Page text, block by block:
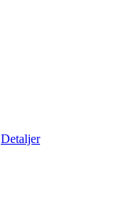
Detaljer